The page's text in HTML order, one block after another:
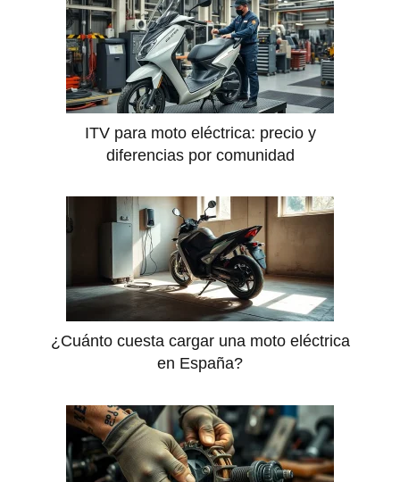
ITV para moto eléctrica: precio y
diferencias por comunidad
¿Cuánto cuesta cargar una moto eléctrica
en España?